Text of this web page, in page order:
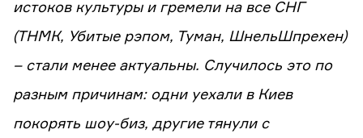
истоков культуры и гремели на все СНГ
(ТНМК, Убитые рэпом, Туман, ШнельШпрехен)
– стали менее актуальны. Случилось это по
разным причинам: одни уехали в Киев
покорять шоу-биз, другие тянули с